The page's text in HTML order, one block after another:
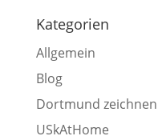
Kategorien
Allgemein
Blog
Dortmund zeichnen
USkAtHome